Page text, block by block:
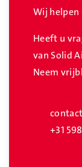
Wij helpen
Heeft u
van Solid
Neem
+31